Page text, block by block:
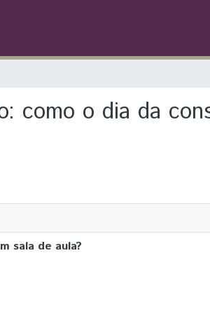
como o dia da
sala de aula?